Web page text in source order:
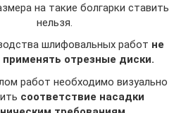
на такие болгарки ставить
нельзя.
шлифовальных работ не
применять отрезные диски.
работ необходимо визуально
соответствие насадки